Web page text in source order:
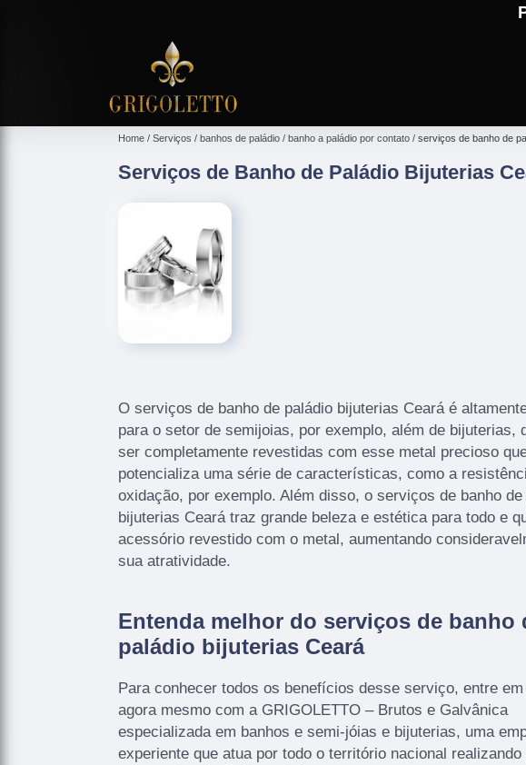
Home Serviços banhos de paládio banho a paládio por contato serviços de banho de
Serviços de Banho de Paládio Bijuterias
O serviços de banho de paládio bijuterias Ceará é
para o setor de semijoias, por exemplo, além de bijuterias,
ser completamente revestidas com esse metal precioso
potencializa uma série de características, como a
oxidação, por exemplo. Além disso, o serviços de banho de
bijuterias Ceará traz grande beleza e estética para todo e
acessório revestido com o metal, aumentando
sua atratividade.
Entenda melhor do serviços de banho
paládio bijuterias Ceará
Para conhecer todos os benefícios desse serviço, entre
agora mesmo com a GRIGOLETTO – Brutos e Galvânica
especializada em banhos e semi-jóias e bijuterias, uma
experiente que atua por todo o território nacional realizando